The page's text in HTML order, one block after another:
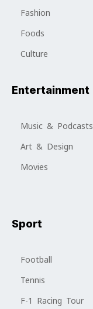
Fashion
Foods
Culture
Entertainment
Music & Podcasts
Art & Design
Movies
Sport
Football
Tennis
F-1 Racing Tour